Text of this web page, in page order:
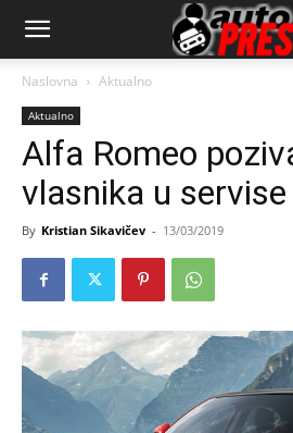
AutopressHR
Naslovna Aktualno
Aktualno
Alfa Romeo
vlasnika u servise
By Kristian Sikavičev - 13/03/2019